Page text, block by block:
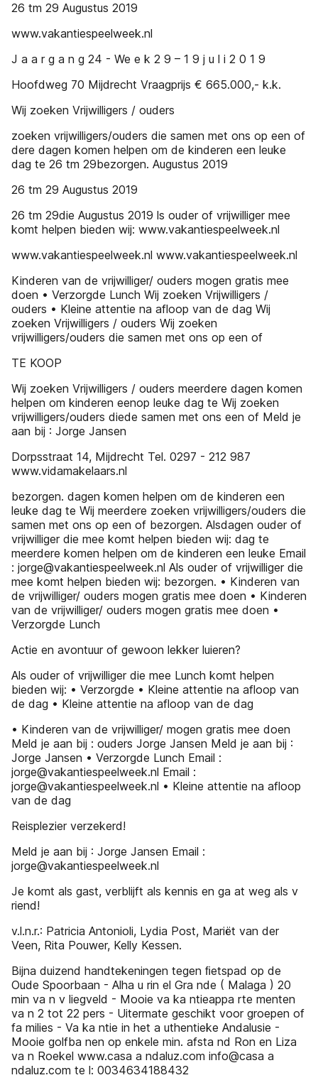
26 tm 29 Augustus 2019
www.vakantiespeelweek.nl
J a a r g a n g 24 - We e k 2 9 – 1 9 j u l i 2 0 1 9
Hoofdweg 70 Mijdrecht Vraagprijs € 665.000,- k.k.
Wij zoeken Vrijwilligers / ouders
zoeken vrijwilligers/ouders die samen met ons op een of
dere dagen komen helpen om de kinderen een leuke
dag te 26 tm 29bezorgen. Augustus 2019
26 tm 29 Augustus 2019
26 tm 29die Augustus 2019 ls ouder of vrijwilliger mee
komt helpen bieden wij: www.vakantiespeelweek.nl
www.vakantiespeelweek.nl www.vakantiespeelweek.nl
Kinderen van de vrijwilliger/ ouders mogen gratis mee
doen • Verzorgde Lunch Wij zoeken Vrijwilligers /
ouders • Kleine attentie na afloop van de dag Wij
zoeken Vrijwilligers / ouders Wij zoeken
vrijwilligers/ouders die samen met ons op een of
TE KOOP
Wij zoeken Vrijwilligers / ouders meerdere dagen komen
helpen om kinderen eenop leuke dag te Wij zoeken
vrijwilligers/ouders diede samen met ons een of Meld je
aan bij : Jorge Jansen
Dorpsstraat 14, Mijdrecht Tel. 0297 - 212 987
www.vidamakelaars.nl
bezorgen. dagen komen helpen om de kinderen een
leuke dag te Wij meerdere zoeken vrijwilligers/ouders die
samen met ons op een of bezorgen. Alsdagen ouder of
vrijwilliger die mee komt helpen bieden wij: dag te
meerdere komen helpen om de kinderen een leuke Email
: jorge@vakantiespeelweek.nl Als ouder of vrijwilliger die
mee komt helpen bieden wij: bezorgen. • Kinderen van
de vrijwilliger/ ouders mogen gratis mee doen • Kinderen
van de vrijwilliger/ ouders mogen gratis mee doen •
Verzorgde Lunch
Actie en avontuur of gewoon lekker luieren?
Als ouder of vrijwilliger die mee Lunch komt helpen
bieden wij: • Verzorgde • Kleine attentie na afloop van
de dag • Kleine attentie na afloop van de dag
• Kinderen van de vrijwilliger/ mogen gratis mee doen
Meld je aan bij : ouders Jorge Jansen Meld je aan bij :
Jorge Jansen • Verzorgde Lunch Email :
jorge@vakantiespeelweek.nl Email :
jorge@vakantiespeelweek.nl • Kleine attentie na afloop
van de dag
Reisplezier verzekerd!
Meld je aan bij : Jorge Jansen Email :
jorge@vakantiespeelweek.nl
Je komt als gast, verblijft als kennis en ga at weg als v
riend!
v.l.n.r.: Patricia Antonioli, Lydia Post, Mariët van der
Veen, Rita Pouwer, Kelly Kessen.
Bijna duizend handtekeningen tegen ﬁetspad op de
Oude Spoorbaan - Alha u rin el Gra nde ( Malaga ) 20
min va n v liegveld - Mooie va ka ntieappa rte menten
va n 2 tot 22 pers - Uitermate geschikt voor groepen of
fa milies - Va ka ntie in het a uthentieke Andalusie -
Mooie golfba nen op enkele min. afsta nd Ron en Liza
va n Roekel www.casa a ndaluz.com info@casa a
ndaluz.com te l: 0034634188432